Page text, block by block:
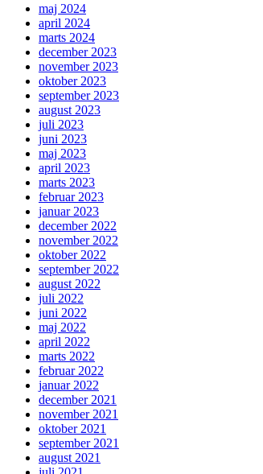
maj 2024
april 2024
marts 2024
december 2023
november 2023
oktober 2023
september 2023
august 2023
juli 2023
juni 2023
maj 2023
april 2023
marts 2023
februar 2023
januar 2023
december 2022
november 2022
oktober 2022
september 2022
august 2022
juli 2022
juni 2022
maj 2022
april 2022
marts 2022
februar 2022
januar 2022
december 2021
november 2021
oktober 2021
september 2021
august 2021